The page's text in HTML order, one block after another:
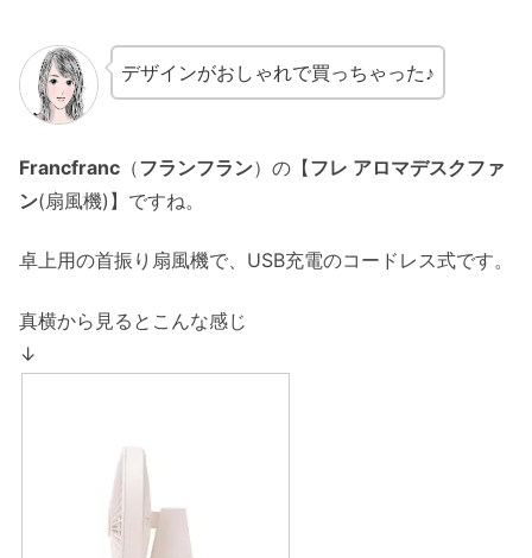
デザインがおしゃれで買っちゃった♪
Francfranc （フランフラン）の【フレ アロマデスクファ
ン(扇風機)】ですね。
卓上用の首振り扇風機で、USB充電のコードレス式です。
真横から見るとこんな感じ
↓